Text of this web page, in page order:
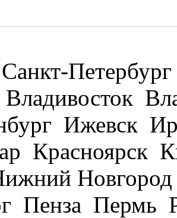
Санкт-
Владивосток
Ижевск
Красноярск
Пенза Пермь